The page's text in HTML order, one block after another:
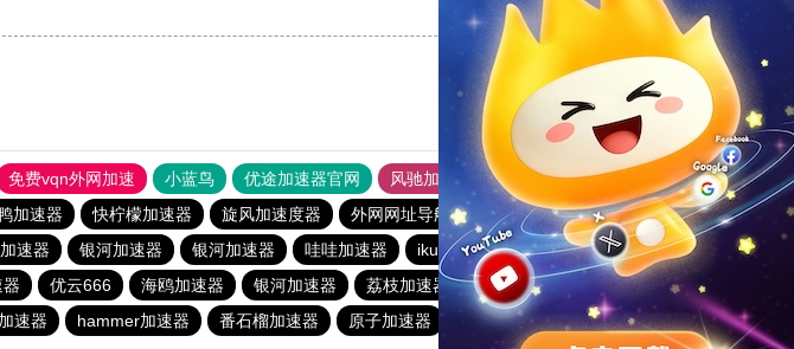
支持[0] 反对[0]
免费vqn外网加速 小蓝鸟 优途加速器官网 风驰加速器
旋风加速器
加速器 快柠檬加速器 旋风加速度器 外网网址导航 软件中心 anyconnect
1元机场
速器 银河加速器 银河加速器 哇哇加速器 ikuuu.me加速器官网
abc加速器
优云666 海鸥加速器 银河加速器 荔枝加速器 蜜蜂加速器
anyconnect
速器 hammer加速器 番石榴加速器 原子加速器 1元机场 青柠加速器
青柠加速器